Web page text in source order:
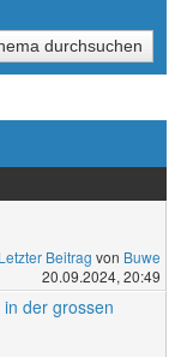
Letzter Beitrag von Buwe
20.09.2024, 20:49
der grossen